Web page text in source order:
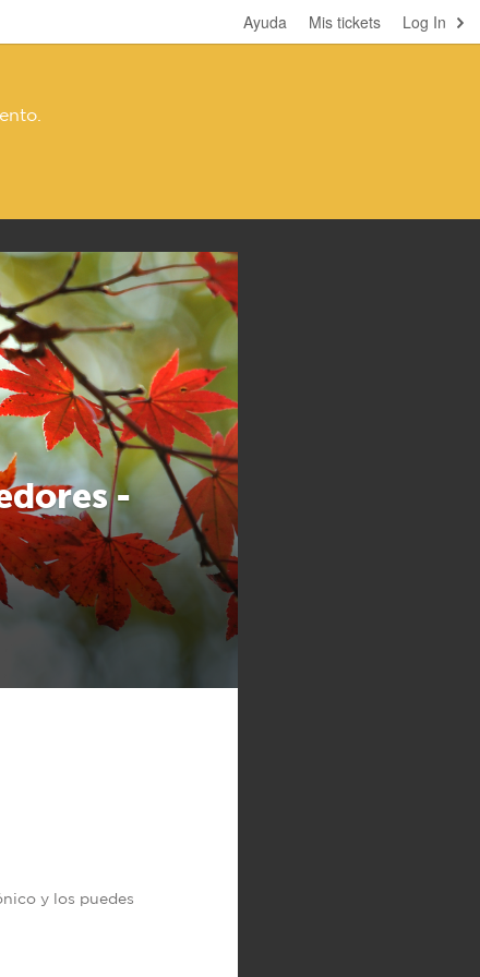
Log In
Mis tickets
Ayuda
-
y los puedes